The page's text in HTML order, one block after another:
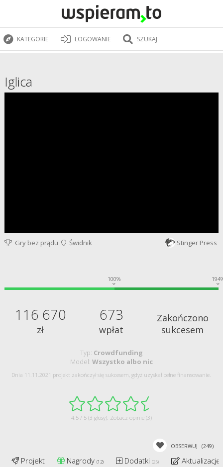
KATEGORIE LOGOWANIE SZUKAJ
Iglica
Gry bez prądu Świdnik Stinger Press
100%
116 670
zł
673
wpłat
Zakończono
sukcesem
Typ: Crowdfunding
Model: Wszystko albo nic
Dnia 11.11.2021 projekt zakończył się sukcesem, gdyż uzyskał pełne finansowanie.
4.5 / 5 (3 głosy). Zobacz opinie (3)
OBSERWUJ (249)
Projekt Nagrody(12) Dodatki(25) Aktualizacje